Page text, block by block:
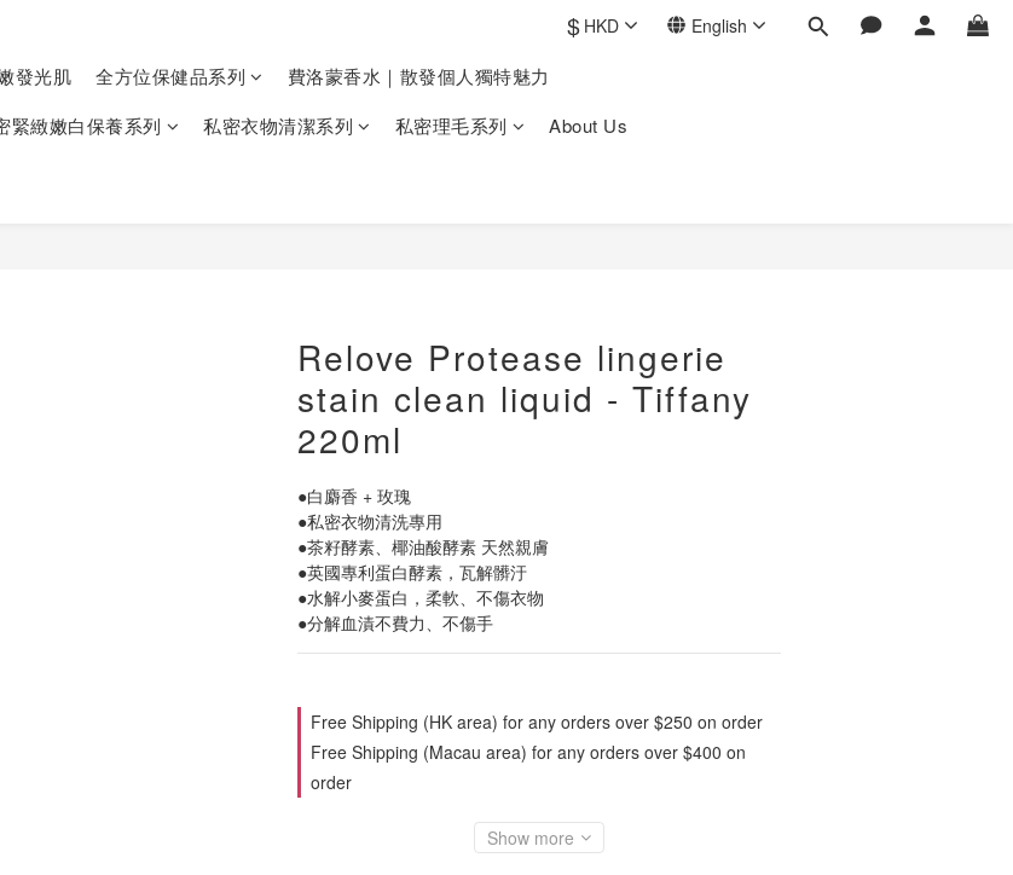
$ HKD English
發光肌 全方位保健品系列
費洛蒙香水｜散發個人獨特魅力
緊緻嫩白保養系列 私密衣物清潔系列 私密理毛系列
About Us
Relove Protease lingerie
stain clean liquid - Tiffany
220ml
●白麝香 + 玫瑰
●私密衣物清洗專用
●茶籽酵素、椰油酸酵素 天然親膚
●英國專利蛋白酵素，瓦解髒汙
●水解小麥蛋白，柔軟、不傷衣物
●分解血漬不費力、不傷手
Free Shipping (HK area) for any orders over $250 on order
Free Shipping (Macau area) for any orders over $400 on
order
Show more